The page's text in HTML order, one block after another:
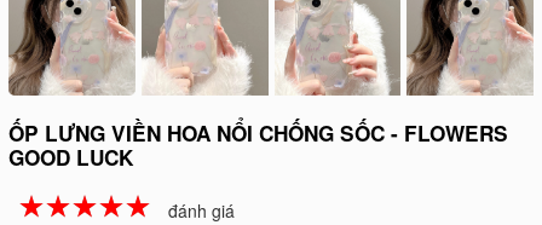
ỐP LƯNG VIỀN HOA NỔI CHỐNG SỐC - FLOWERS
GOOD LUCK
☆☆☆☆☆
★★★★★ đánh giá